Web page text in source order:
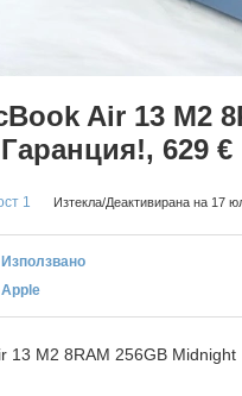
Air 13 M2
629 €
1 Изтекла/Деактивирана на 17
Използвано
Apple
13 M2 8RAM 256GB Midnight